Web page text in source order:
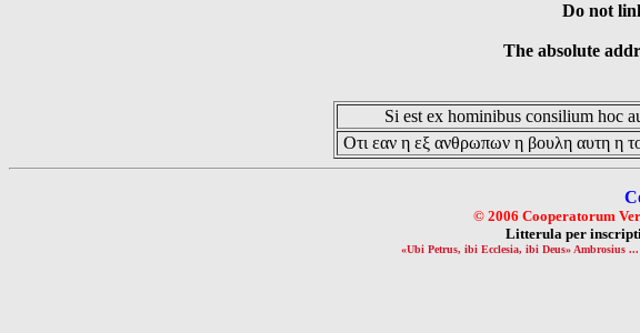
Do not
The absolute
Si est ex hominibus consilium hoc
Οτι εαν η εξ ανθρωπων η βουλη αυτη η
© 2006 Cooperatorum
Litterula per
«Ubi Petrus, ibi Ecclesia, ibi Deus» Ambrosius